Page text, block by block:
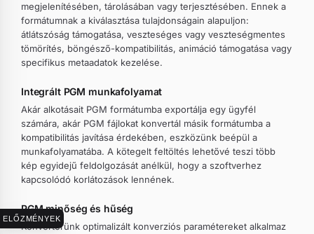
ELŐZMÉNYEK
megjelenítésében, tárolásában vagy terjesztésében. Ennek a
formátumnak a kiválasztása tulajdonságain alapuljon:
átlátszóság támogatása, veszteséges vagy veszteségmentes
tömörítés, böngésző-kompatibilitás, animáció támogatása vagy
specifikus metaadatok kezelése.
Integrált PGM munkafolyamat
Akár alkotásait PGM formátumba exportálja egy ügyfél
számára, akár PGM fájlokat konvertál másik formátumba a
kompatibilitás javítása érdekében, eszközünk beépül a
munkafolyamatába. A kötegelt feltöltés lehetővé teszi több
kép egyidejű feldolgozását anélkül, hogy a szoftverhez
kapcsolódó korlátozások lennének.
PGM minőség és hűség
Konverterünk optimalizált konverziós paramétereket alkalmaz